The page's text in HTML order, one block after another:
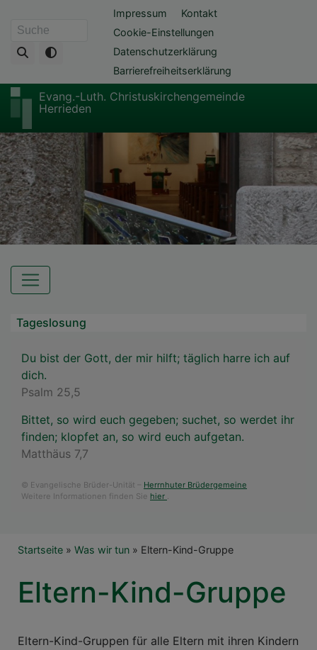
zum
Suche
Fußbereichsmenü
Impressum
Kontakt
Cookie-Einstellungen
Datenschutzerklärung
Barrierefreiheitserklärung
Evang.-Luth. Christuskirchengemeinde
Herrieden
Hauptnavigation
Tageslosung
Du bist der Gott, der mir hilft; täglich harre ich auf
dich.
Psalm 25,5
Bittet, so wird euch gegeben; suchet, so werdet ihr
finden; klopfet an, so wird euch aufgetan.
Matthäus 7,7
© Evangelische Brüder-Unität – Herrnhuter Brüdergemeine
Weitere Informationen finden Sie hier .
Breadcrumb
Startseite Was wir tun Eltern-Kind-Gruppe
Eltern-Kind-Gruppe
Eltern-Kind-Gruppen für alle Eltern mit ihren Kindern